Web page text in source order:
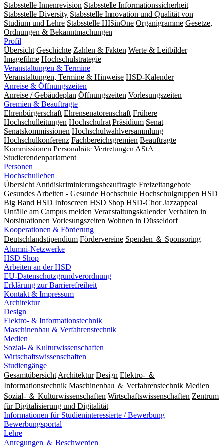
Stabsstelle Innenrevision Stabsstelle In­for­ma­ti­ons­sicher­heit
Stabsstelle Diversity Stabsstelle Innovation und Qualität von
Studium und Lehre Stabsstelle HISinOne Organigramme Gesetze,
Ordnungen & Bekanntmachungen
Profil
Übersicht Geschichte Zahlen & Fakten Werte & Leitbilder
Imagefilme Hochschulstrategie
Veranstaltungen & Termine
Veranstaltungen, Termine & Hinweise HSD-Kalender
Anreise & Öffnungszeiten
Anreise / Gebäudeplan Öffnungszeiten Vorlesungszeiten
Gremien & Beauftragte
Ehrenbürgerschaft Ehrensenatorenschaft Frühere
Hochschulleitungen Hochschulrat Präsidium Senat
Senatskommissionen Hochschulwahlversammlung
Hochschulkonferenz Fachbereichsgremien Beauftragte
Kommissionen Personalräte Vertretungen AStA
Studierendenparlament
Personen
Hochschulleben
Übersicht Antidiskriminierungsbeauftragte Freizeitangebote
Gesundes Arbeiten - Gesunde Hochschule Hochschulgruppen HSD
Big Band HSD Infoscreen HSD Shop HSD-Chor Jazzappeal
Unfälle am Campus melden Veranstaltungskalender Verhalten in
Notsituationen Vorlesungszeiten Wohnen in Düsseldorf
Kooperationen & Förderung
Deutschlandstipendium Fördervereine Spenden ＆ Sponsoring
Alumni-Netzwerke
HSD Shop
Arbeiten an der HSD
EU-Datenschutzgrundverordnung
Erklärung zur Barrierefreiheit
Kontakt & Impressum
Architektur
Design
Elektro- & Informationstechnik
Maschinenbau & Verfahrenstechnik
Medien
Sozial- & Kulturwissenschaften
Wirtschaftswissenschaften
Studiengänge
Gesamtübersicht Architektur Design Elektro- ＆
Informationstechnik Maschinenbau ＆ Verfahrenstechnik Medien
Sozial- ＆ Kulturwissenschaften Wirtschaftswissenschaften Zentrum
für Digitalisierung und Digitalität
Informationen für Studieninteressierte / Bewerbung
Bewerbungsportal
Lehre
Anregungen ＆ Beschwerden